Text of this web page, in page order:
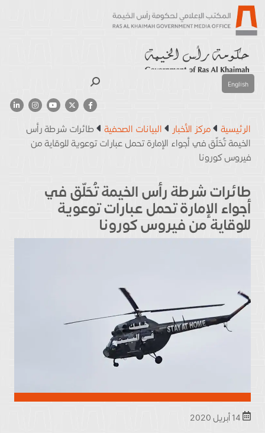
English
الرئيسية مركز الأخبار البيانات الصحفية
طائرات شرطة رأس
الخيمة تُحَلّق في أجواء الإمارة تحمل عبارات توعوية للوقاية من
فيروس كورونا
طائرات شرطة رأس الخيمة تُحَلّق في
أجواء الإمارة تحمل عبارات توعوية
للوقاية من فيروس كورونا